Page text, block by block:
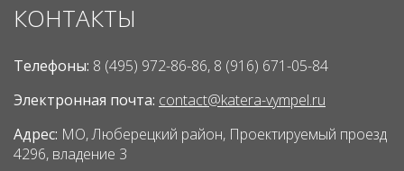
КОНТАКТЫ
Телефоны: 8 (495) 972-86-86, 8 (916) 671-05-84
Электронная почта: contact@katera-vympel.ru
Адрес: МО, Люберецкий район, Проектируемый проезд
4296, владение 3